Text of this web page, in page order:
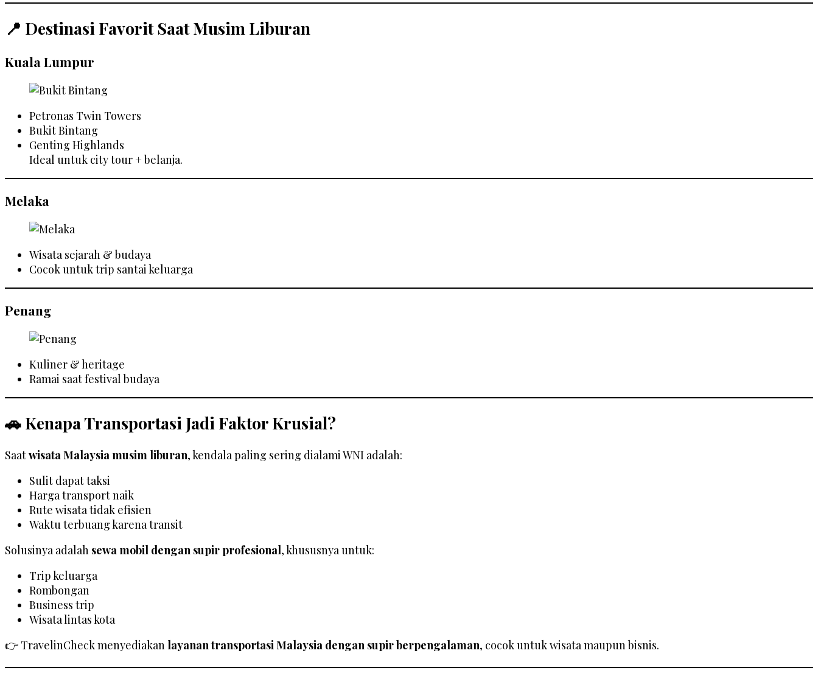
📍 Destinasi Favorit Saat Musim Liburan
Kuala Lumpur
Petronas Twin Towers
Bukit Bintang
Genting Highlands
Ideal untuk city tour + belanja.
Melaka
Wisata sejarah & budaya
Cocok untuk trip santai keluarga
Penang
Kuliner & heritage
Ramai saat festival budaya
🚗 Kenapa Transportasi Jadi Faktor Krusial?
Saatwisata Malaysia musim liburan, kendala paling sering dialami WNI adalah:
Sulit dapat taksi
Harga transport naik
Rute wisata tidak efisien
Waktu terbuang karena transit
Solusinya adalah sewa mobil dengan supir profesional, khususnya untuk:
Trip keluarga
Rombongan
Business trip
Wisata lintas kota
👉 TravelinCheck menyediakan layanan transportasi Malaysia dengan supir berpengalaman, cocok untuk wisata maupun bisnis.